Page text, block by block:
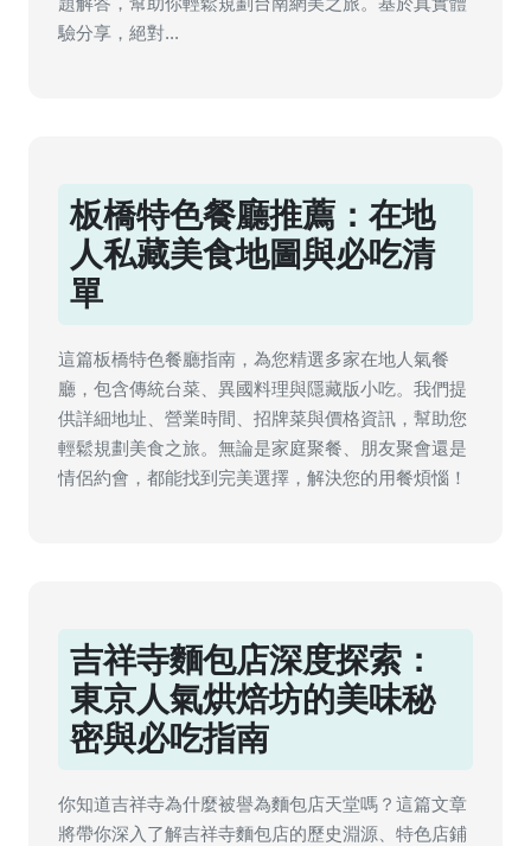
驗分享，絕對...
板橋特色餐廳推薦：在地
人私藏美食地圖與必吃清
單
這篇板橋特色餐廳指南，為您精選多家在地人氣餐
廳，包含傳統台菜、異國料理與隱藏版小吃。我們提
供詳細地址、營業時間、招牌菜與價格資訊，幫助您
輕鬆規劃美食之旅。無論是家庭聚餐、朋友聚會還是
情侶約會，都能找到完美選擇，解決您的用餐煩惱！
吉祥寺麵包店深度探索：
東京人氣烘焙坊的美味秘
密與必吃指南
你知道吉祥寺為什麼被譽為麵包店天堂嗎？這篇文章
將帶你深入了解吉祥寺麵包店的歷史淵源、特色店鋪